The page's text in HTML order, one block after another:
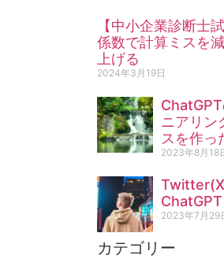
【中小企業診断士
係数で計算ミスを
上げる
2024年3月19日
ニアリン
スを作っ
2023年8月18
2023年7月29
カテゴリー